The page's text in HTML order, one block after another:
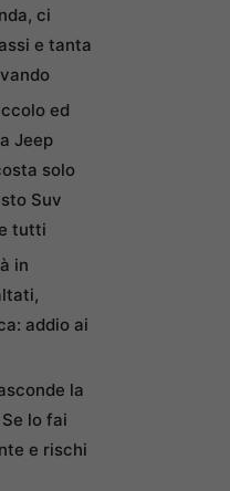
ci
e tanta
ed
Jeep
solo
Suv
tutti
in
addio ai
la
lo fai
e rischi